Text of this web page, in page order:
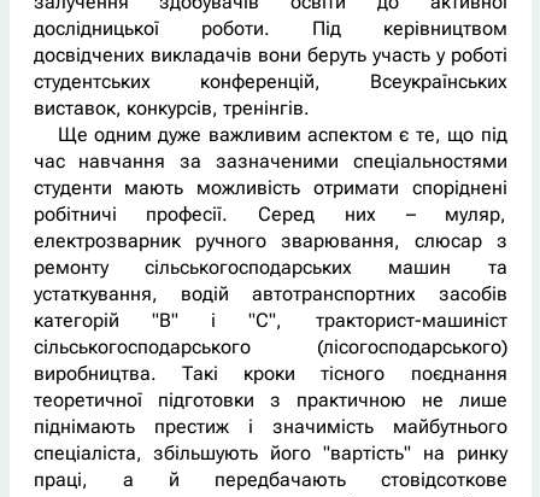
дослідницької роботи. Під керівництвом
досвідчених викладачів вони беруть участь у роботі
студентських конференцій, Всеукраїнських
виставок, конкурсів, тренінгів.
Ще одним дуже важливим аспектом є те, що під
час навчання за зазначеними спеціальностями
студенти мають можливість отримати споріднені
робітничі професії. Серед них – муляр,
електрозварник ручного зварювання, слюсар з
ремонту сільськогосподарських машин та
устаткування, водій автотранспортних засобів
категорій "В" і "С", тракторист-машиніст
сільськогосподарського (лісогосподарського)
виробництва. Такі кроки тісного поєднання
теоретичної підготовки з практичною не лише
піднімають престиж і значимість майбутнього
спеціаліста, збільшують його "вартість" на ринку
праці, а й передбачають стовідсоткове